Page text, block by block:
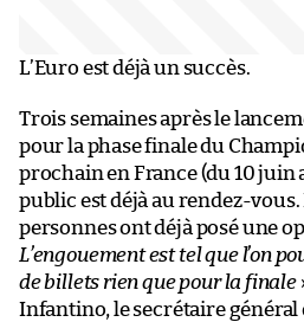
L’Euro est déjà un succès.
Trois semaines après le
pour la phase finale du
prochain en France (du 10 juin
public est déjà au rendez-vous.
personnes ont déjà posé une
L’engouement est tel que l’on
de billets rien que pour la finale
Infantino, le secrétaire général